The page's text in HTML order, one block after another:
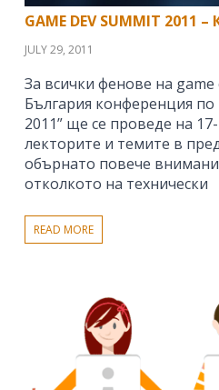
GAME DEV SUMMIT
JULY 29, 2011
За всички фенове на
България конференция по
2011” ще се проведе на
лекторите и темите в
обърнато повече
отколкото на технически
READ MORE